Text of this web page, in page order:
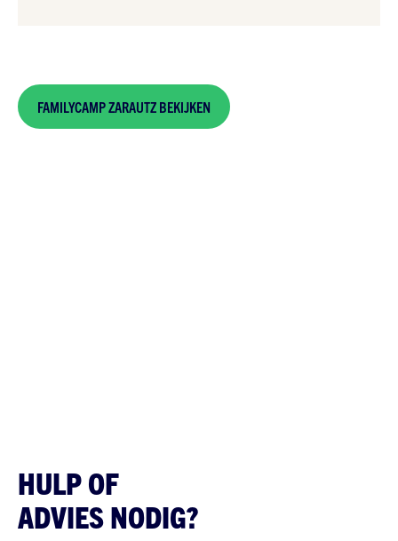
FAMILYCAMP ZARAUTZ BEKIJKEN
HULP OF
ADVIES NODIG?